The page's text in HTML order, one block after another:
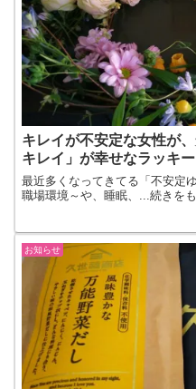
キレイが不安定な女性が
キレイ」が幸せなラッキ
最近多くなってきてる「不安定
職場環境～や、睡眠、...続きを
お知らせ